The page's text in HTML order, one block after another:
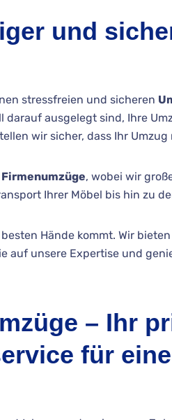
und
stressfreien und sicheren
ausgelegt sind, Ihre
wir sicher, dass Ihr
Firmenumzüge, wobei wir
Ihrer Möbel bis hin zu
Hände kommt. Wir
unsere Expertise und
– Ihr
für